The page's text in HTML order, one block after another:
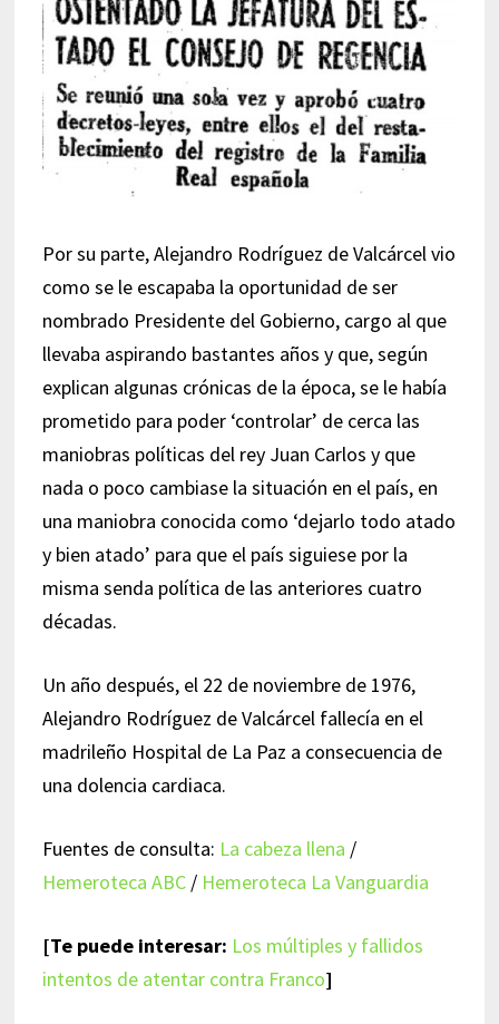
Por su parte, Alejandro Rodríguez de Valcárcel vio
como se le escapaba la oportunidad de ser
nombrado Presidente del Gobierno, cargo al que
llevaba aspirando bastantes años y que, según
explican algunas crónicas de la época, se le había
prometido para poder ‘controlar’ de cerca las
maniobras políticas del rey Juan Carlos y que
nada o poco cambiase la situación en el país, en
una maniobra conocida como ‘dejarlo todo atado
y bien atado’ para que el país siguiese por la
misma senda política de las anteriores cuatro
décadas.
Un año después, el 22 de noviembre de 1976,
Alejandro Rodríguez de Valcárcel fallecía en el
madrileño Hospital de La Paz a consecuencia de
una dolencia cardiaca.
Fuentes de consulta: La cabeza llena /
Hemeroteca ABC/ Hemeroteca La Vanguardia
[Te puede interesar: Los múltiples y fallidos
intentos de atentar contra Franco]